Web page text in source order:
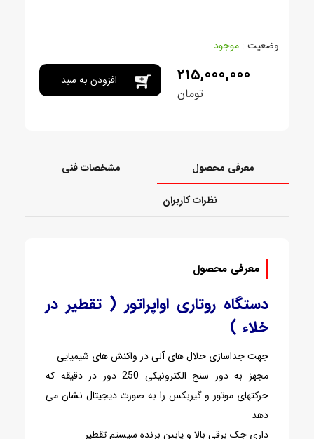
وضعیت : موجود
215,000,000
تومان
افزودن به سبد
معرفی محصول مشخصات فنی
نظرات کاربران
معرفی محصول
دستگاه روتاری اواپراتور ( تقطیر در
خلاء )
جهت جداسازی حلال های آلی در واکنش های شیمیایی
مجهز به دور سنج الکترونیکی 250 دور در دقیقه که
حرکتهای موتور و گیربکس را به صورت دیجیتال نشان می
دهد
داری جک برقی بالا و پایین برنده سیستم تقطیر